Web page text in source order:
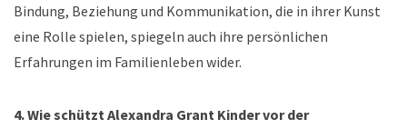
Bindung, Beziehung und Kommunikation, die in ihrer Kunst
eine Rolle spielen, spiegeln auch ihre persönlichen
Erfahrungen im Familienleben wider.
4. Wie schützt Alexandra Grant Kinder vor der